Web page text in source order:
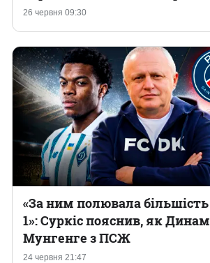
26 червня 09:30
24 червня 21:47
«За ним полювала більшість
1»: Суркіс пояснив, як
Мунгенге з ПСЖ